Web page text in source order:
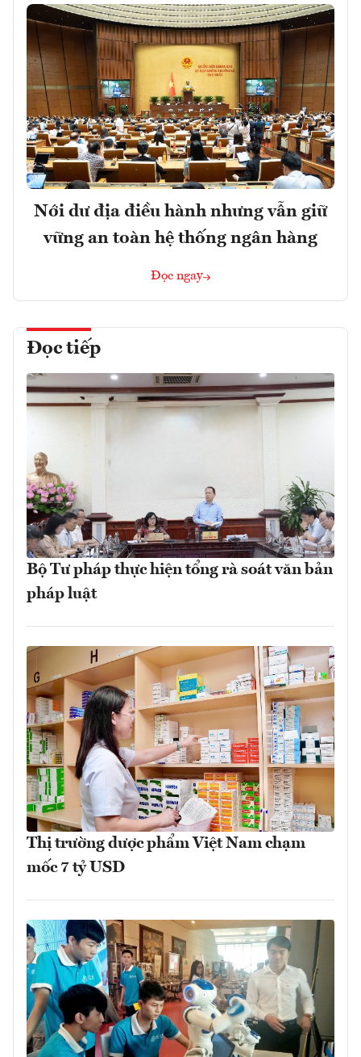
Nới dư địa điều hành nhưng vẫn giữ
vững an toàn hệ thống ngân hàng
Đọc ngay
Đọc tiếp
Bộ Tư pháp thực hiện tổng rà soát văn bản
pháp luật
Thị trường dược phẩm Việt Nam chạm
mốc 7 tỷ USD